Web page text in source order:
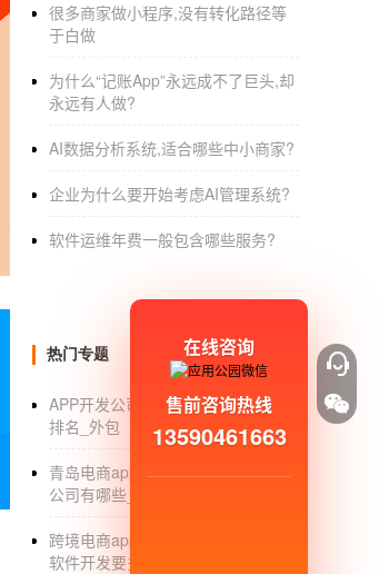
来啦租客端、婚车来啦车主端、婚车来啦商
车来啦APP平台的确与其他平台有很多不同之
品，才能从技术出发，之前貌似没有和婚车租
的经验，会更好。嘉兴app开发和web开发
制作一个物流App需要哪些流程
户，网上购物的发展，物流快递成为了用户
者用户提供物流上的服务，为自己服务。那
发的定位，要制作的是一个怎样的物流App
求给出一个合理的开发价和开发的周期的预
的要求，和开发的App 的功能特点，由专业
完成的部分进行测试。检测功能上和开发方
给开发部门的相关人员，进一步的额进行修
人员，与客户进行App的验收工作。制作一
更多细节上的内容，可以和我们进行联系沟
很多商家做小程序,没有转化路径等
于白做
为什么“记账App”永远成不了巨头,却
永远有人做?
AI数据分析系统,适合哪些中小商家?
企业为什么要开始考虑AI管理系统?
软件运维年费一般包含哪些服务?
热门专题
APP开发公司_APP开发公司哪家好_
排名_外包
青岛电商app开发_青岛电商app开发
公司有哪些_价格
跨境电商app开发费用_跨境电商app
软件开发要多少钱_排行
在线咨询
售前咨询热线
13590461663